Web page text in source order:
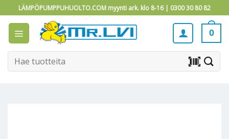
to
content
LÄMPÖPUMPPUHUOLTO.COM myynti ark. klo 8-16 | 0300 30 80 82
0
Etsi: barcode_scanner